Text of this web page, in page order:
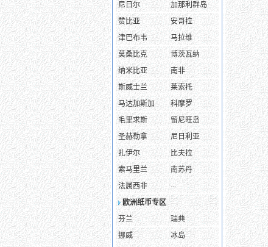
尼日尔
加那利群岛
赞比亚
安哥拉
津巴布韦
马拉维
莫桑比克
博茨瓦纳
纳米比亚
南非
斯威士兰
莱索托
马达加斯加
科摩罗
毛里求斯
留尼旺岛
圣赫勒拿
尼日利亚
扎伊尔
比夫拉
索马里兰
南苏丹
法属西非
...
欧洲纸币专区
芬兰
瑞典
挪威
冰岛